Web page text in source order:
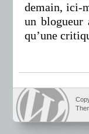
demain, ici-
un blogueur
qu’une